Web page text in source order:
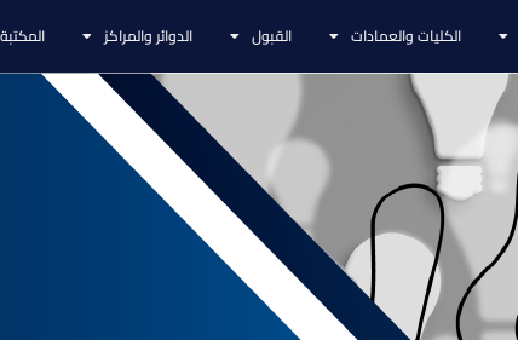
الكليات والعمادات القبول الدوائر والمراكز المكتبة